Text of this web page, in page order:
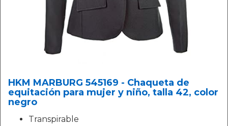
HKM MARBURG 545169 - Chaqueta de
equitación para mujer y niño, talla 42, color
negro
Transpirable